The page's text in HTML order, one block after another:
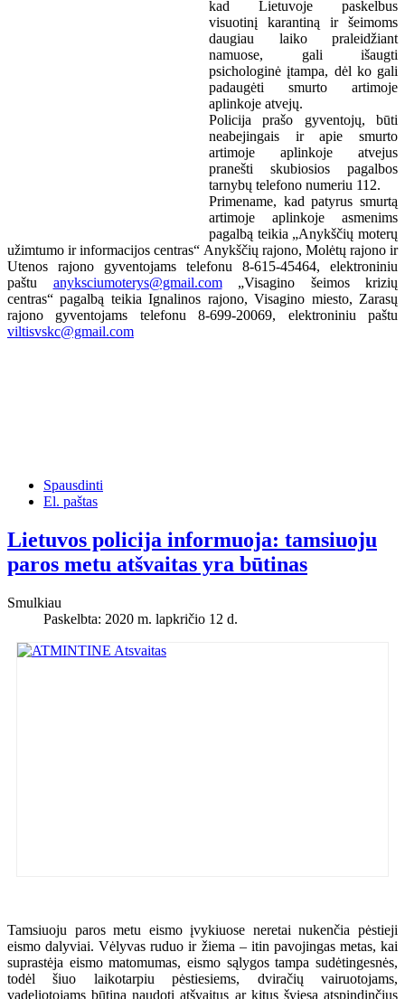
kad Lietuvoje paskelbus
visuotinį karantiną ir šeimoms
daugiau laiko praleidžiant
namuose, gali išaugti
psichologinė įtampa, dėl ko gali
padaugėti smurto artimoje
aplinkoje atvejų.
Policija prašo gyventojų, būti
neabejingais ir apie smurto
artimoje aplinkoje atvejus
pranešti skubiosios pagalbos
tarnybų telefono numeriu 112.
Primename, kad patyrus smurtą
artimoje aplinkoje asmenims
pagalbą teikia „Anykščių moterų
užimtumo ir informacijos centras“ Anykščių rajono, Molėtų rajono ir
Utenos rajono gyventojams telefonu 8-615-45464, elektroniniu
paštu anyksciumoterys@gmail.com„Visagino šeimos krizių
centras“ pagalbą teikia Ignalinos rajono, Visagino miesto, Zarasų
rajono gyventojams telefonu 8-699-20069, elektroniniu paštu
viltisvskc@gmail.com
Spausdinti
El. paštas
Lietuvos policija informuoja: tamsiuoju
paros metu atšvaitas yra būtinas
Smulkiau
Paskelbta: 2020 m. lapkričio 12 d.
Tamsiuoju paros metu eismo įvykiuose neretai nukenčia pėstieji
eismo dalyviai. Vėlyvas ruduo ir žiema – itin pavojingas metas, kai
suprastėja eismo matomumas, eismo sąlygos tampa sudėtingesnės,
todėl šiuo laikotarpiu pėstiesiems, dviračių vairuotojams,
vadeliotojams būtina naudoti atšvaitus ar kitus šviesą atspindinčius